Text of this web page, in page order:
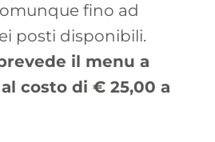
fino ad
posti disponibili.
il menu a
costo di € 25,00 a